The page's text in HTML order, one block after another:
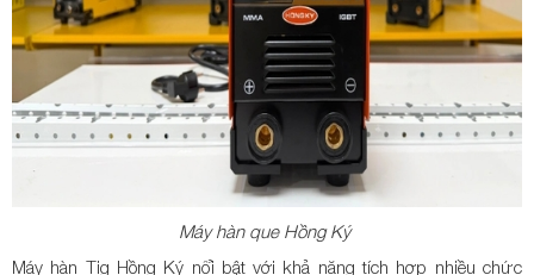
Máy hàn que Hồng Ký
Máy hàn Tig Hồng Ký nổi bật với khả năng tích hợp nhiều chức